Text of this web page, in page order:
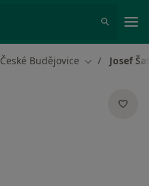
České Budějovice Změna města
Josef